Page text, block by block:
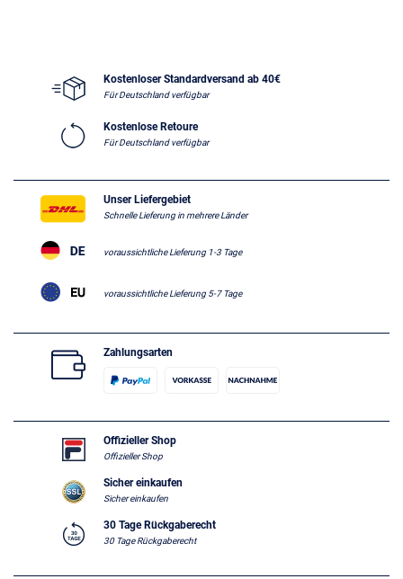
Kostenloser Standardversand ab 40€
Für Deutschland verfügbar
Kostenlose Retoure
Für Deutschland verfügbar
Unser Liefergebiet
Schnelle Lieferung in mehrere Länder
voraussichtliche Lieferung 1-3 Tage
voraussichtliche Lieferung 5-7 Tage
Zahlungsarten
Offizieller Shop
Offizieller Shop
Sicher einkaufen
Sicher einkaufen
30 Tage Rückgaberecht
30 Tage Rückgaberecht